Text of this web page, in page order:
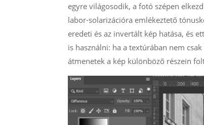
egyre világosodik, a fotó szépen
labor-solarizációra emlékeztető
eredeti és az invertált kép hatása, és
is használni: ha a textúrában nem
átmenetek a kép különböző részein